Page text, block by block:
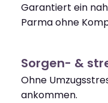
Garantiert ein
Parma ohne
Sorgen- &
Ohne
ankommen.